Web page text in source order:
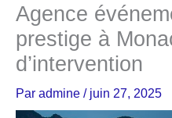
Agence
prestige à
d’intervention
Par admine / juin 27, 2025